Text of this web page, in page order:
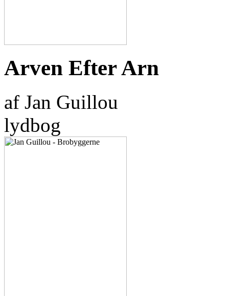
Arven Efter Arn
af Jan Guillou
lydbog